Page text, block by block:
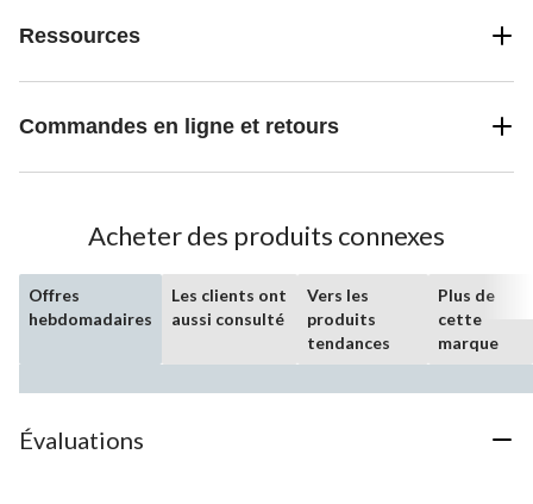
Ressources
Commandes en ligne et retours
Acheter des produits connexes
Offres
hebdomadaires
Les clients ont
aussi consulté
Vers les
produits
tendances
Plus de
cette
marque
Évaluations